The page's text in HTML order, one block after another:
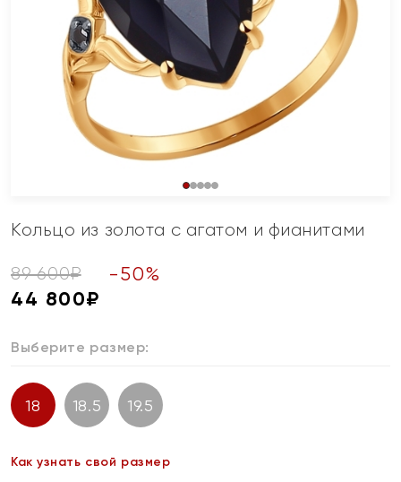
Кольцо из золота с агатом и фианитами
89 600₽ -50%
44 800₽
Выберите размер:
18 18.5 19.5
Как узнать свой размер